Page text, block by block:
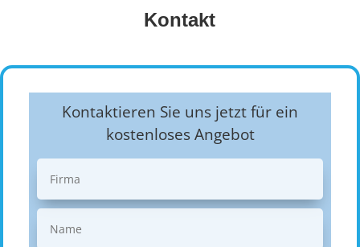
Kontakt
Kontaktieren Sie uns jetzt für ein
kostenloses Angebot